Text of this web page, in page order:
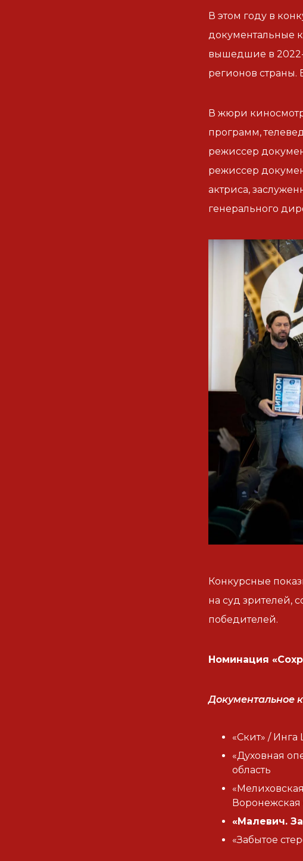
В этом году в
документальные
вышедшие в 2022-
регионов страны.
В жюри
программ,
режиссер
режиссер
актриса,
генерального
Конкурсные
на суд зрителей,
победителей.
Номинация
Документальное
«Скит» /
«Духовная
область
Воронежская
«Малевич.
«Забытое